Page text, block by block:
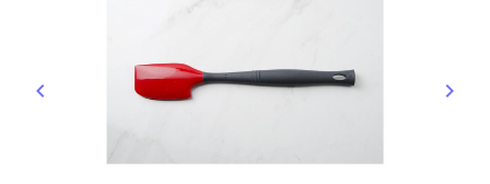
Précédent
keyboard_arrow_left keyboard_arrow_right